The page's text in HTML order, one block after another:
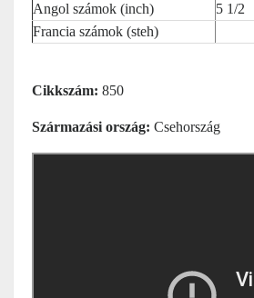
Angol számok (inch)
5 1/2
Francia számok (steh)
Cikkszám: 850
Származási ország: Csehország